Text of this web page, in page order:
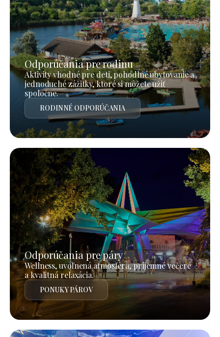
Odporúčania pre rodinu
Aktivity vhodné pre deti, pohodlné ubytovanie a
jednoduché zážitky, ktoré si môžete užiť
spoločne.
RODINNÉ ODPORÚČANIA
Odporúčania pre páry
Wellness, uvoľnená atmosféra, príjemné večere
a kvalitná relaxácia.
PONUKY PÁROV